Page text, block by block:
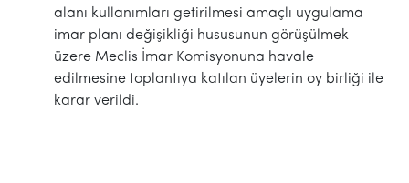
alanı kullanımları getirilmesi amaçlı uygulama
imar planı değişikliği hususunun görüşülmek
üzere Meclis İmar Komisyonuna havale
edilmesine toplantıya katılan üyelerin oy birliği ile
karar verildi.